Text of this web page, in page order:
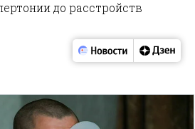
до расстройств